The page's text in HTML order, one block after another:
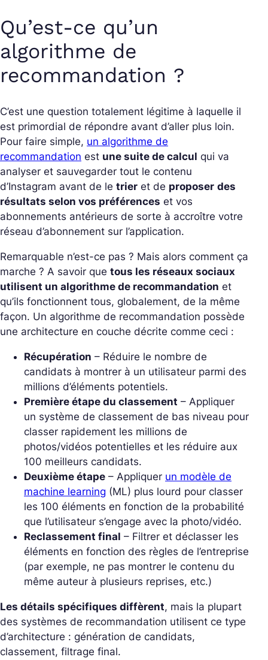
Qu’est-ce qu’un
algorithme de
recommandation ?
C’est une question totalement légitime à laquelle il
est primordial de répondre avant d’aller plus loin.
Pour faire simple, un algorithme de
recommandation est une suite de calcul qui va
analyser et sauvegarder tout le contenu
d’Instagram avant de le trier et de proposer des
résultats selon vos préférences et vos
abonnements antérieurs de sorte à accroître votre
réseau d’abonnement sur l’application.
Remarquable n’est-ce pas ? Mais alors comment ça
marche ? A savoir que tous les réseaux sociaux
utilisent un algorithme de recommandation et
qu’ils fonctionnent tous, globalement, de la même
façon. Un algorithme de recommandation possède
une architecture en couche décrite comme ceci :
Récupération – Réduire le nombre de
candidats à montrer à un utilisateur parmi des
millions d’éléments potentiels.
Première étape du classement – Appliquer
un système de classement de bas niveau pour
classer rapidement les millions de
photos/vidéos potentielles et les réduire aux
100 meilleurs candidats.
Deuxième étape – Appliquer un modèle de
machine learning (ML) plus lourd pour classer
les 100 éléments en fonction de la probabilité
que l’utilisateur s’engage avec la photo/vidéo.
Reclassement final – Filtrer et déclasser les
éléments en fonction des règles de l’entreprise
(par exemple, ne pas montrer le contenu du
même auteur à plusieurs reprises, etc.)
Les détails spécifiques diffèrent, mais la plupart
des systèmes de recommandation utilisent ce type
d’architecture : génération de candidats,
classement, filtrage final.